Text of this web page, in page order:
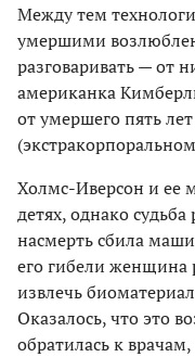
Между тем
умершими
разговаривать — от
американка
от умершего пять
Холмс-Иверсон и ее
детях, однако
насмерть сбила
его гибели женщина
извлечь
Оказалось, что это
обратилась к